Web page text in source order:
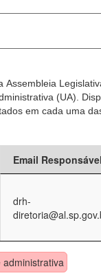
Assembleia
(UA).
em cada uma
Email
drh-
administrativa